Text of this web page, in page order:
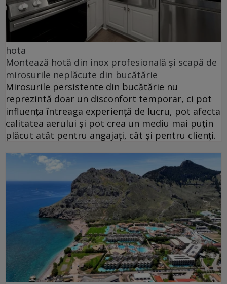
hota
Montează hotă din inox profesională și scapă de
mirosurile neplăcute din bucătărie
Mirosurile persistente din bucătărie nu
reprezintă doar un disconfort temporar, ci pot
influența întreaga experiență de lucru, pot afecta
calitatea aerului și pot crea un mediu mai puțin
plăcut atât pentru angajați, cât și pentru clienți.